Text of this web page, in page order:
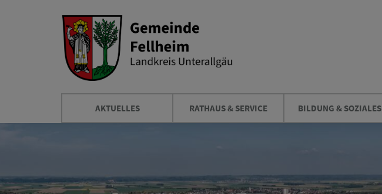
AKTUELLES RATHAUS & SERVICE BILDUNG & SOZIALES